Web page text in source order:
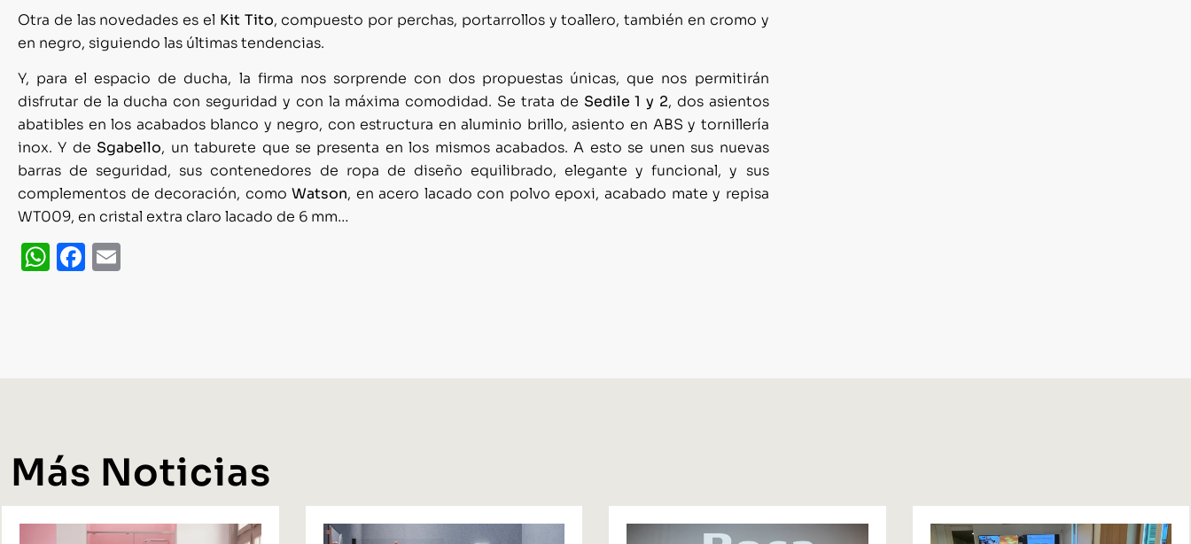
Otra de las novedades es el Kit Tito, compuesto por perchas, portarrollos y toallero, también en cromo y
en negro, siguiendo las últimas tendencias.
Y, para el espacio de ducha, la firma nos sorprende con dos propuestas únicas, que nos permitirán
disfrutar de la ducha con seguridad y con la máxima comodidad. Se trata de Sedile 1 y 2, dos asientos
abatibles en los acabados blanco y negro, con estructura en aluminio brillo, asiento en ABS y tornillería
inox. Y de Sgabello, un taburete que se presenta en los mismos acabados. A esto se unen sus nuevas
barras de seguridad, sus contenedores de ropa de diseño equilibrado, elegante y funcional, y sus
complementos de decoración, comoWatson, en acero lacado con polvo epoxi, acabado mate y repisa
WT009, en cristal extra claro lacado de 6 mm…
WhatsApp
Facebook
Más Noticias